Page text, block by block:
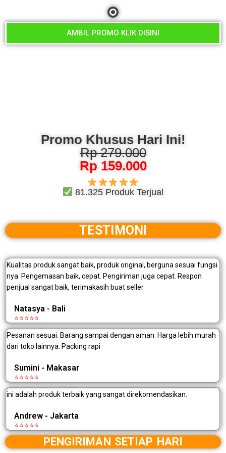
AMBIL PROMO KLIK DISINI
Promo Khusus Hari Ini!
Rp 279.000
Rp 159.000
81.325 Produk Terjual
TESTIMONI
Kualitas produk sangat baik, produk original, berguna sesuai fungsi
nya. Pengemasan baik, cepat. Pengiriman juga cepat. Respon
penjual sangat baik, terimakasih buat seller
Natasya - Bali
⭐⭐⭐⭐⭐
Pesanan sesuai. Barang sampai dengan aman. Harga lebih murah
dari toko lainnya. Packing rapi
Sumini - Makasar
⭐⭐⭐⭐⭐
ini adalah produk terbaik yang sangat direkomendasikan.
Andrew - Jakarta
⭐⭐⭐⭐⭐
PENGIRIMAN SETIAP HARI